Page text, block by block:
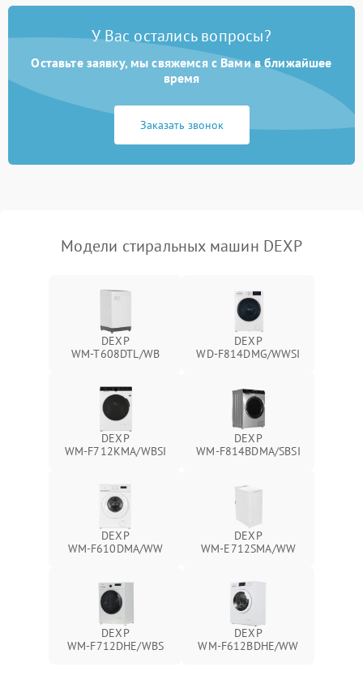
Замена платы управления 2200 ₽ Подробнее →
У Вас остались вопросы?
Оставьте заявку, мы свяжемся с Вами в ближайшее
время
Заказать звонок
Модели стиральных машин DEXP
DEXP
WM‑T608DTL/WB
DEXP
WD‑F814DMG/WWSI
DEXP
WM‑F712KMA/WBSI
DEXP
WM‑F814BDMA/SBSI
DEXP
WM‑F610DMA/WW
DEXP
WM‑E712SMA/WW
DEXP
WM‑F712DHE/WBS
DEXP
WM‑F612BDHE/WW